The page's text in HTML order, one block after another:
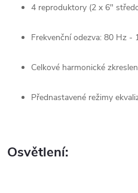
4 reproduktory (2 x 6"
Frekvenční odezva: 80 Hz -
Celkové harmonické
Přednastavené režimy
Osvětlení: